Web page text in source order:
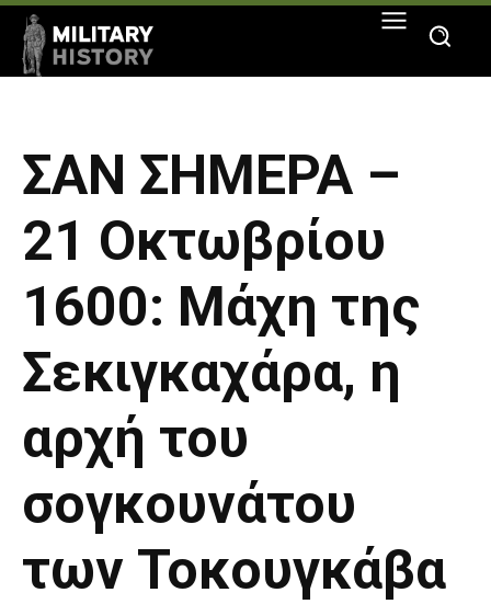
ΣΑΝ ΣΗΜΕΡΑ –
21 Οκτωβρίου
1600: Μάχη της
Σεκιγκαχάρα, η
αρχή του
σογκουνάτου
των Τοκουγκάβα